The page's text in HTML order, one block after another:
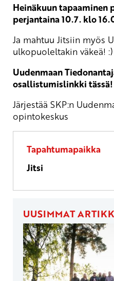
Heinäkuun tapaaminen
perjantaina 10.7. klo
Ja mahtuu Jitsiin myös
ulkopuoleltakin väkeä! :)
Uudenmaan
osallistumislinkki tässä!
Järjestää SKP:n
opintokeskus
Tapahtumapaikka
Jitsi
UUSIMMAT